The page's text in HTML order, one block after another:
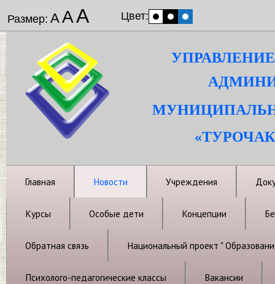
Размер: ААА Цвет:
Главная Новости Учреждения
Курсы Особые дети Концепции
Обратная связь Национальный проект "
Психолого-педагогические классы Вакансии